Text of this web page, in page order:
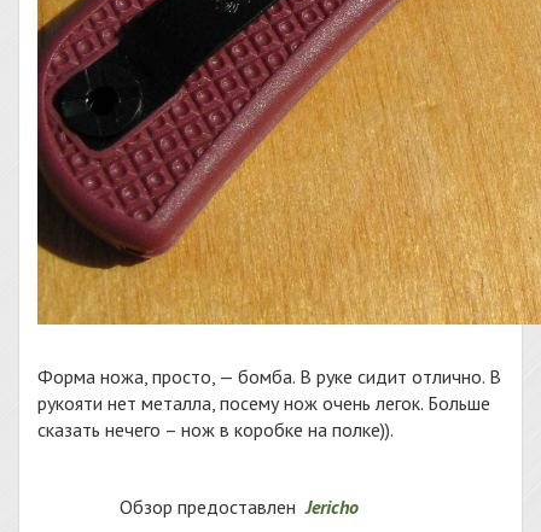
Форма ножа, просто, — бомба. В руке сидит отлично. В
рукояти нет металла, посему нож очень легок. Больше
сказать нечего – нож в коробке на полке)).
Обзор предоставлен Jericho